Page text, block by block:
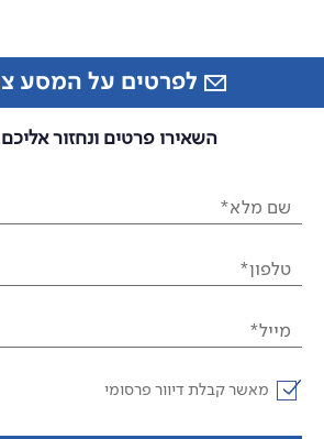
לפרטים על המסע
השאירו פרטים ונחזור
שם מלא*
טלפון*
מייל*
מאשר קבלת דיוור פרסומי